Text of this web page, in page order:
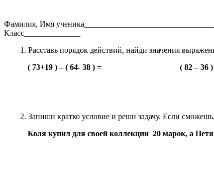
Фамилия, Имя
Класс______________
Расставь порядок действий, найди значения
( 73+19 ) – ( 64- 38 ) = ( 82 – 36 ) +
Запиши кратко условие и реши задачу. Если
Коля купил для своей коллекции 20 марок, а